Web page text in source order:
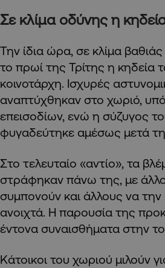
Σε κλίμα οδύνης η
Την ίδια ώρα, σε κλίμα
το πρωί της Τρίτης η κηδεία
κοινοτάρχη. Ισχυρές
αναπτύχθηκαν στο χωριό,
επεισοδίων, ενώ η σύζυγος
φυγαδεύτηκε αμέσως μετά
Στο τελευταίο «αντίο», τα
στράφηκαν πάνω της, με
συμπονούν και άλλους να
ανοιχτά. Η παρουσία της
έντονα συναισθήματα στην
Κάτοικοι του χωριού μιλούν